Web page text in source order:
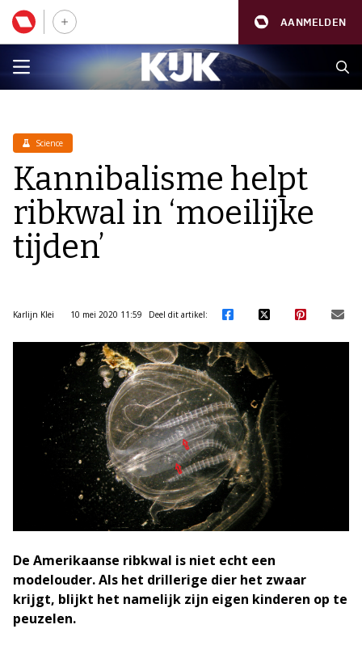
AANMELDEN
Science
Kannibalisme helpt
ribkwal in ‘moeilijke
tijden’
Karlijn Klei 10 mei 2020 11:59 Deel dit artikel:
De Amerikaanse ribkwal is niet echt een
modelouder. Als het drillerige dier het zwaar
krijgt, blijkt het namelijk zijn eigen kinderen op te
peuzelen.